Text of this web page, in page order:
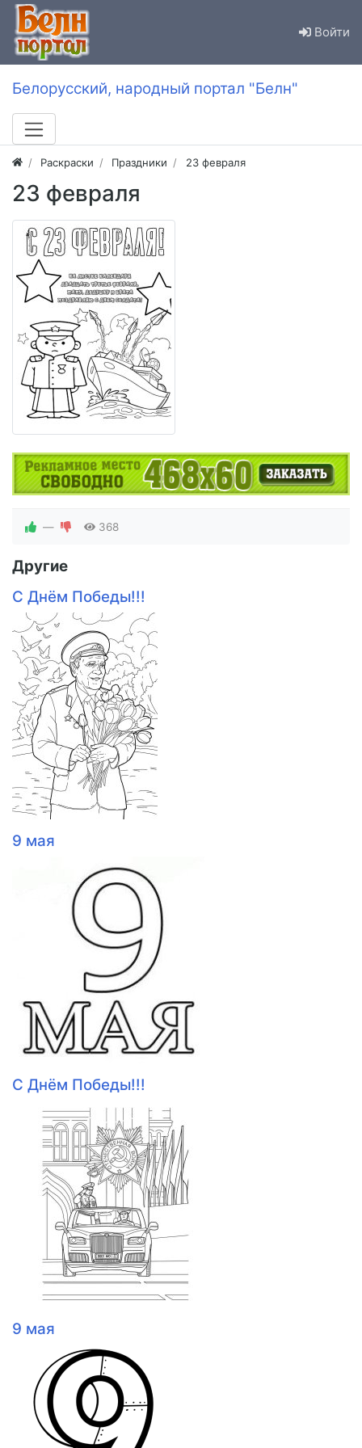
Войти
Белорусский, народный портал "Белн"
Раскраски Праздники 23 февраля
23 февраля
— 368
Другие
С Днём Победы!!!
9 мая
С Днём Победы!!!
9 мая